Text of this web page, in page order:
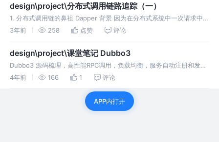
design\project\分布式调用链路追踪（一）
1. 分布式调用链的鼻祖 Dapper 背景 因为在分布式系统中一次请求中会
包含很多的RPC，迫切需要一些可以帮助理解系统行为和分析性能问题
3年前 258 点赞 评论
design\project\课堂笔记 Dubbo3
Dubbo3 源码梳理，高性能RPC调用，负载均衡，服务自动注册和发
现，高度可扩展能力，可视化的服务治理与运维
4年前 166 1 评论
APP内打开